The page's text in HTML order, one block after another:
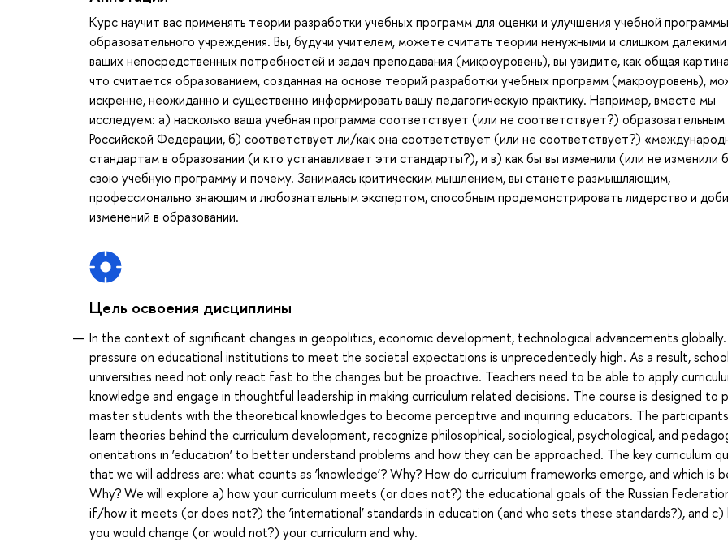
Курс научит вас применять теории разработки учебных программ для оценки и улучшения учебной программы
образовательного учреждения. Вы, будучи учителем, можете считать теории ненужными и слишком
ваших непосредственных потребностей и задач преподавания (микроуровень), вы увидите, как общая
что считается образованием, созданная на основе теорий разработки учебных программ (макроуровень),
искренне, неожиданно и существенно информировать вашу педагогическую практику. Например, вместе мы
исследуем: а) насколько ваша учебная программа соответствует (или не соответствует?)
Российской Федерации, б) соответствует ли/как она соответствует (или не соответствует?)
стандартам в образовании (и кто устанавливает эти стандарты?), и в) как бы вы изменили (или не изменили
свою учебную программу и почему. Занимаясь критическим мышлением, вы станете размышляющим,
профессионально знающим и любознательным экспертом, способным продемонстрировать лидерство и
изменений в образовании.
Цель освоения дисциплины
In the context of significant changes in geopolitics, economic development, technological advancements
pressure on educational institutions to meet the societal expectations is unprecedentedly high. As a result,
universities need not only react fast to the changes but be proactive. Teachers need to be able to apply
knowledge and engage in thoughtful leadership in making curriculum related decisions. The course is designed to
master students with the theoretical knowledges to become perceptive and inquiring educators. The
learn theories behind the curriculum development, recognize philosophical, sociological, psychological, and
orientations in ‘education’ to better understand problems and how they can be approached. The key curriculum
that we will address are: what counts as ‘knowledge’? Why? How do curriculum frameworks emerge, and which is
Why? We will explore a) how your curriculum meets (or does not?) the educational goals of the Russian
if/how it meets (or does not?) the ‘international’ standards in education (and who sets these standards?), and c)
you would change (or would not?) your curriculum and why.